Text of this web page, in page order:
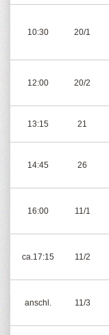
10:30 20/1
12:00 20/2
13:15 21
14:45 26
16:00 11/1
ca.17:15 11/2
anschl. 11/3